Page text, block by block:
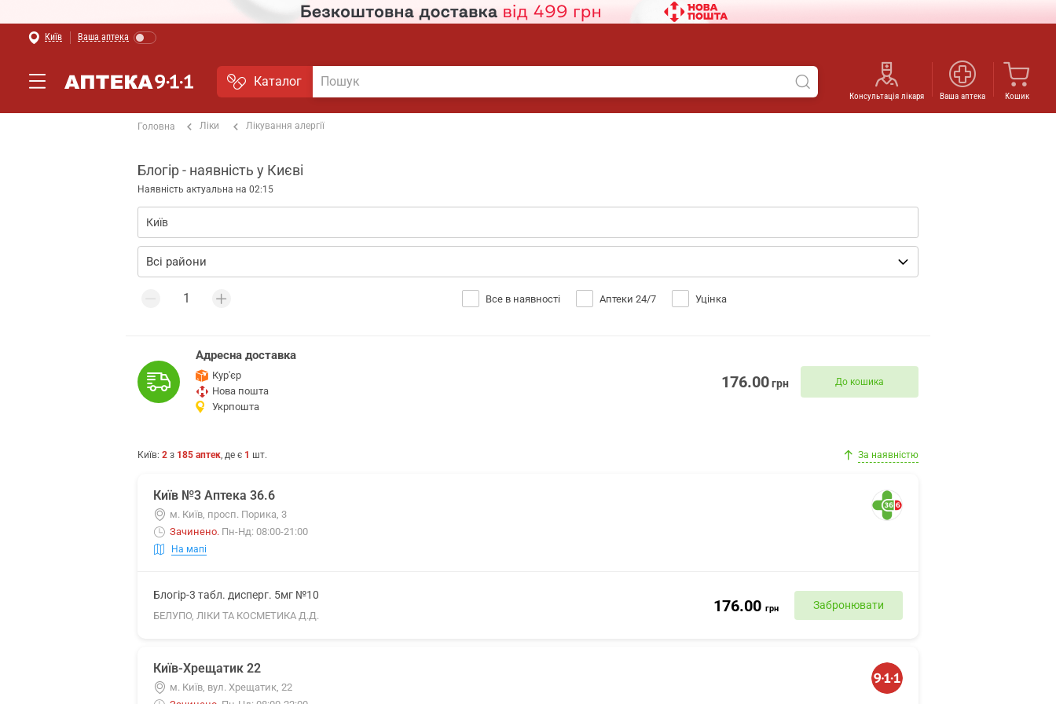
Київ Ваша аптека
Каталог
Консультація лікаря Ваша аптека Кошик
Головна Ліки Лікування алергії
Блогір - наявність у Києві
Наявність актуальна на 02:15
Все в наявності Аптеки 24/7 Уцінка
Адресна доставка
Кур'єр
Нова пошта
Укрпошта
176.00грн До кошика
Київ: 2 з 185 аптек, де є 1 шт. За наявністю
Київ №3 Аптека 36.6
м. Київ, просп. Порика, 3
Зачинено. Пн-Нд: 08:00-21:00
На мапі
Блогір-3 табл. дисперг. 5мг №10
БЕЛУПО, ЛІКИ ТА КОСМЕТИКА Д.Д.
176.00 грн Забронювати
Київ-Хрещатик 22
м. Київ, вул. Хрещатик, 22